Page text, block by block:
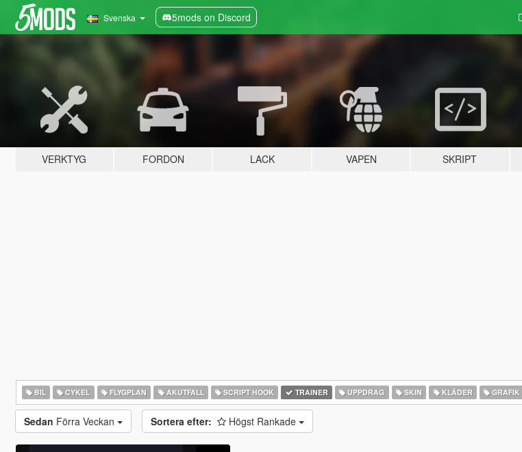
Svenska 5mods on Discord
VERKTYG FORDON LACK VAPEN SKRIPT
BIL CYKEL FLYGPLAN AKUTFALL SCRIPT HOOK TRAINER UPPDRAG SKIN KLÄDER GRAFIK
Sedan Förra Veckan Sortera efter: Högst Rankade